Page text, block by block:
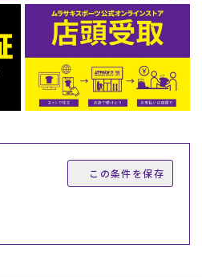
この条件を保存